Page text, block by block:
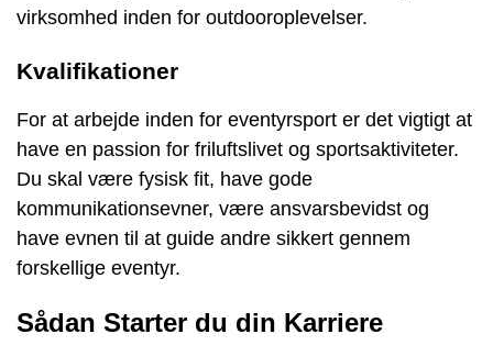
virksomhed inden for outdooroplevelser.
Kvalifikationer
For at arbejde inden for eventyrsport er det vigtigt at
have en passion for friluftslivet og sportsaktiviteter.
Du skal være fysisk fit, have gode
kommunikationsevner, være ansvarsbevidst og
have evnen til at guide andre sikkert gennem
forskellige eventyr.
Sådan Starter du din Karriere